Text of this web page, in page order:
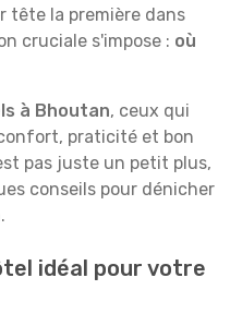
tête la première dans
cruciale s'impose : où
à Bhoutan, ceux qui
praticité et bon
pas juste un petit plus,
conseils pour dénicher
idéal pour votre